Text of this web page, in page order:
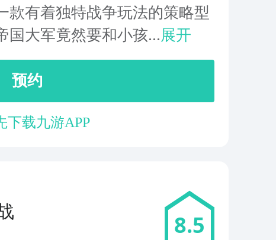
款有着独特战争玩法的策略型
国大军竟然要和小孩...展开
预约
下载九游APP
8.5